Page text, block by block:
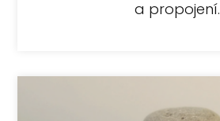
a propojení.